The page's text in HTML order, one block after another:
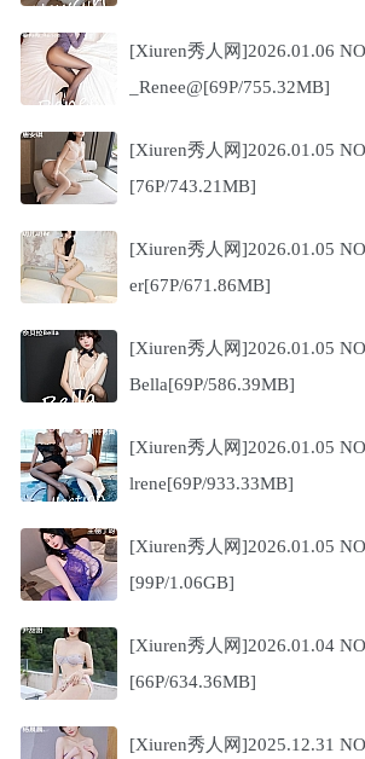
[Xiuren秀人网]2026.01.06
_Renee@[69P/755.32MB]
[Xiuren秀人网]2026.01.05
[76P/743.21MB]
[Xiuren秀人网]2026.01.05
er[67P/671.86MB]
[Xiuren秀人网]2026.01.05
Bella[69P/586.39MB]
[Xiuren秀人网]2026.01.05
lrene[69P/933.33MB]
[Xiuren秀人网]2026.01.05
[99P/1.06GB]
[Xiuren秀人网]2026.01.04
[66P/634.36MB]
[Xiuren秀人网]2025.12.31